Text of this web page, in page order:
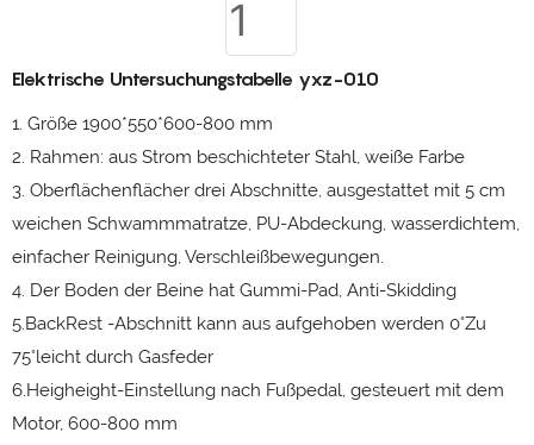
Elektrische Untersuchungstabelle yxz-010
1. Größe 1900*550*600-800 mm
2. Rahmen: aus Strom beschichteter Stahl, weiße Farbe
3. Oberflächenflächer drei Abschnitte, ausgestattet mit 5 cm
weichen Schwammmatratze, PU-Abdeckung, wasserdichtem,
einfacher Reinigung, Verschleißbewegungen.
4. Der Boden der Beine hat Gummi-Pad, Anti-Skidding
5.BackRest -Abschnitt kann aus aufgehoben werden 0°Zu
75°leicht durch Gasfeder
6.Heigheight-Einstellung nach Fußpedal, gesteuert mit dem
Motor, 600-800 mm